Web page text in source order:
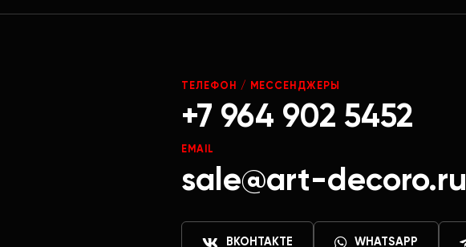
ТЕЛЕФОН / МЕССЕНДЖЕРЫ
+7 964 902 5452
EMAIL
sale@art-decoro.ru
ВКОНТАКТЕ WHATSAPP